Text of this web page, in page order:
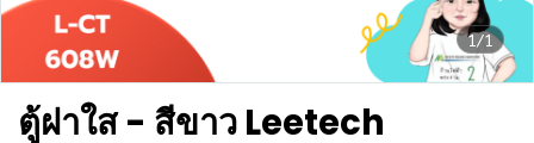
1/1
ตู้ฝาใส - สีขาว Leetech